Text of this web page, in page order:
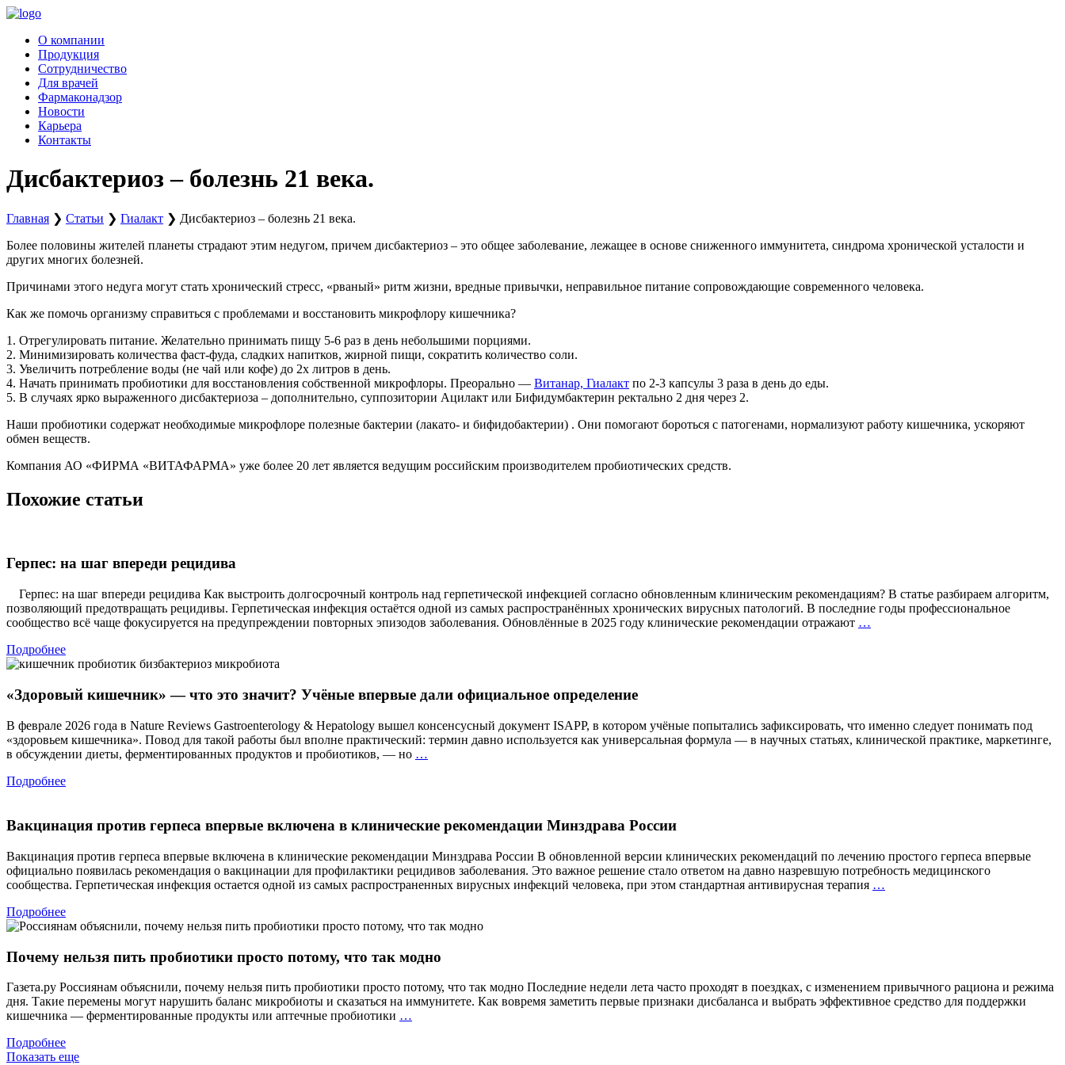
Перейти
содержимому
О компании
Продукция
Сотрудничество
Для врачей
Фармаконадзор
Новости
Карьера
Контакты
Дисбактериоз – болезнь 21 века.
Главная ❯ Статьи ❯ Гиалакт ❯ Дисбактериоз – болезнь 21 века.
Более половины жителей планеты страдают этим недугом, причем дисбактериоз – это общее заболевание, лежащее в основе сниженного иммунитета, синдрома хронической усталости и
других многих болезней.
Причинами этого недуга могут стать хронический стресс, «рваный» ритм жизни, вредные привычки, неправильное питание сопровождающие современного человека.
Как же помочь организму справиться с проблемами и восстановить микрофлору кишечника?
1. Отрегулировать питание. Желательно принимать пищу 5-6 раз в день небольшими порциями.
2. Минимизировать количества фаст-фуда, сладких напитков, жирной пищи, сократить количество соли.
3. Увеличить потребление воды (не чай или кофе) до 2х литров в день.
4. Начать принимать пробиотики для восстановления собственной микрофлоры. Преорально — Витанар, Гиалакт по 2-3 капсулы 3 раза в день до еды.
5. В случаях ярко выраженного дисбактериоза – дополнительно, суппозитории Ацилакт или Бифидумбактерин ректально 2 дня через 2.
Наши пробиотики содержат необходимые микрофлоре полезные бактерии (лакато- и бифидобактерии) . Они помогают бороться с патогенами, нормализуют работу кишечника, ускоряют
обмен веществ.
Компания АО «ФИРМА «ВИТАФАРМА» уже более 20 лет является ведущим российским производителем пробиотических средств.
Похожие статьи
Герпес: на шаг впереди рецидива
Герпес: на шаг впереди рецидива Как выстроить долгосрочный контроль над герпетической инфекцией согласно обновленным клиническим рекомендациям? В статье разбираем алгоритм,
позволяющий предотвращать рецидивы. Герпетическая инфекция остаётся одной из самых распространённых хронических вирусных патологий. В последние годы профессиональное
сообщество всё чаще фокусируется на предупреждении повторных эпизодов заболевания. Обновлённые в 2025 году клинические рекомендации отражают …
Подробнее
«Здоровый кишечник» — что это значит? Учёные впервые дали официальное определение
В феврале 2026 года в Nature Reviews Gastroenterology & Hepatology вышел консенсусный документ ISAPP, в котором учёные попытались зафиксировать, что именно следует понимать под
«здоровьем кишечника». Повод для такой работы был вполне практический: термин давно используется как универсальная формула — в научных статьях, клинической практике, маркетинге,
в обсуждении диеты, ферментированных продуктов и пробиотиков, — но …
значит?
впервые
дали
официальное
определение
Подробнее
Вакцинация против герпеса впервые включена в клинические рекомендации Минздрава России
Вакцинация против герпеса впервые включена в клинические рекомендации Минздрава России В обновленной версии клинических рекомендаций по лечению простого герпеса впервые
официально появилась рекомендация о вакцинации для профилактики рецидивов заболевания. Это важное решение стало ответом на давно назревшую потребность медицинского
сообщества. Герпетическая инфекция остается одной из самых распространенных вирусных инфекций человека, при этом стандартная антивирусная терапия …
рекомендации
Минздрава
России
Подробнее
Почему нельзя пить пробиотики просто потому, что так модно
Газета.ру Россиянам объяснили, почему нельзя пить пробиотики просто потому, что так модно Последние недели лета часто проходят в поездках, с изменением привычного рациона и режима
дня. Такие перемены могут нарушить баланс микробиоты и сказаться на иммунитете. Как вовремя заметить первые признаки дисбаланса и выбрать эффективное средство для поддержки
кишечника — ферментированные продукты или аптечные пробиотики …
Подробнее
Показать еще